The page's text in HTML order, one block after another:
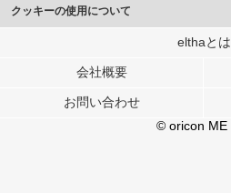
クッキーの使用について
このサイトでは Cookie を使用して、ユーザ
行っています。
メディアや広告配信、データ解析の各パー
各パートナーは、この情報とユーザーが各
ユーザーが各パートナーのサービスを使用
elthaとは
会社概要
お問い合わせ
© oricon ME